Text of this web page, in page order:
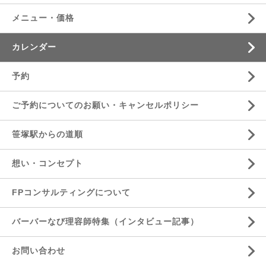
メニュー・価格
カレンダー
予約
ご予約についてのお願い・キャンセルポリシー
笹塚駅からの道順
想い・コンセプト
FPコンサルティングについて
バーバーなび理容師特集（インタビュー記事）
お問い合わせ